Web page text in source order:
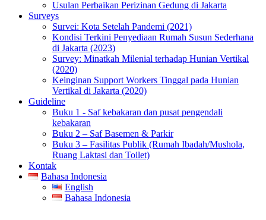
Usulan Perbaikan Perizinan Gedung di Jakarta
Surveys
Survei: Kota Setelah Pandemi (2021)
Kondisi Terkini Penyediaan Rumah Susun Sederhana
di Jakarta (2023)
Survey: Minatkah Milenial terhadap Hunian Vertikal
(2020)
Keinginan Support Workers Tinggal pada Hunian
Vertikal di Jakarta (2020)
Guideline
Buku 1 - Saf kebakaran dan pusat pengendali
kebakaran
Buku 2 – Saf Basemen & Parkir
Buku 3 – Fasilitas Publik (Rumah Ibadah/Mushola,
Ruang Laktasi dan Toilet)
Kontak
Bahasa Indonesia
English
Bahasa Indonesia